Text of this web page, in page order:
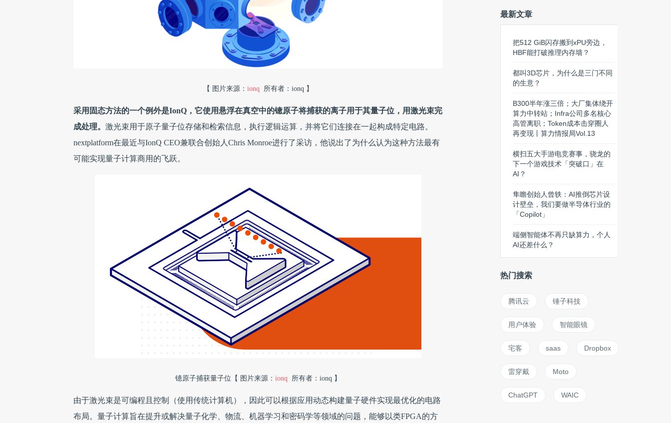
【 图片来源： ionq 所有者：ionq 】
采用固态方法的一个例外是IonQ，它使用悬浮在真空中的镱原子将捕获的离子用于其量子位，用激光束完
成处理。 激光束用于原子量子位存储和检索信息，执行逻辑运算，并将它们连接在一起构成特定电路。
nextplatform在最近与IonQ CEO兼联合创始人Chris Monroe进行了采访，他说出了为什么认为这种方法最有
可能实现量子计算商用的飞跃。
镱原子捕获量子位【 图片来源： ionq 所有者：ionq 】
由于激光束是可编程且控制（使用传统计算机），因此可以根据应用动态构建量子硬件实现最优化的电路
布局。量子计算旨在提升或解决量子化学、物流、机器学习和密码学等领域的问题，能够以类FPGA的方
最新文章
把512 GiB闪存搬到xPU旁边，
HBF能打破推理内存墙？
都叫3D芯片，为什么是三门不同
的生意？
B300半年涨三倍；大厂集体绕开
算力中转站；Infra公司多名核心
高管离职；Token成本击穿圈人
再变现丨算力情报局Vol.13
横扫五大手游电竞赛事，骁龙的
下一个游戏技术「突破口」在
AI？
隼瞻创始人曾轶：AI推倒芯片设
计壁垒，我们要做半导体行业的
「Copilot」
端侧智能体不再只缺算力，个人
AI还差什么？
热门搜索
腾讯云 锤子科技
用户体验 智能眼镜
宅客 saas Dropbox
雷穿戴 Moto
ChatGPT WAIC